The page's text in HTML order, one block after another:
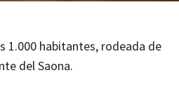
1.000 habitantes, rodeada de
del Saona.